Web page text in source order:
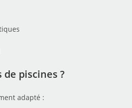
de piscines ?
adapté :